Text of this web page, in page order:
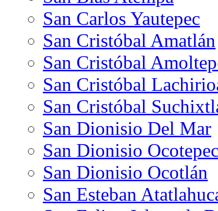
San Carlos Yautepec
San Cristóbal Amatlán
San Cristóbal
San Cristóbal
San Cristóbal
San Dionisio Del Mar
San Dionisio
San Dionisio Ocotlán
San Esteban